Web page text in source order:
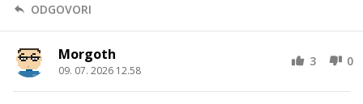
ODGOVORI
Morgoth
09. 07. 2026 12.58
3 0